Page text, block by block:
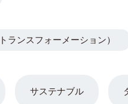
サステナブル
ランスフォーメーション）